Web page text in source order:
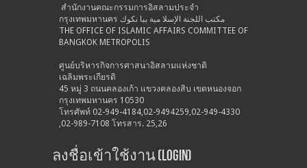
สำนักงานคณะกรรมการอิสลามประจำ
กรุงเทพมหานคร مكتب اللجنة الإسلا مية ببا نكوك
THE OFFICE OF ISLAMIC AFFAIRS COMMITTEE OF
BANGKOK METROPOLIS
ศูนย์บริหารกิจการศาสนาอิสลามแห่งชาติ
เฉลิมพระเกียรติ
45 หมู่ 3 ถนนคลองเก้า แขวงคลองสิบ เขตหนองจอก
กรุงเทพมหานคร 10530
โทรศัพท์ 02-949-4184,02-9494259,02-949-4330
,02-989-7108 โทรสาร. 25,26
ลงชื่อเข้าใช้งาน (Login)